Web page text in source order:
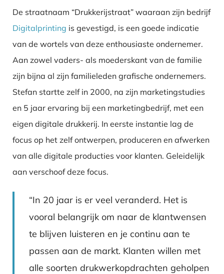
De straatnaam “Drukkerijstraat” waaraan zijn bedrijf
Digitalprinting is gevestigd, is een goede indicatie
van de wortels van deze enthousiaste ondernemer.
Aan zowel vaders- als moederskant van de familie
zijn bijna al zijn familieleden grafische ondernemers.
Stefan startte zelf in 2000, na zijn marketingstudies
en 5 jaar ervaring bij een marketingbedrijf, met een
eigen digitale drukkerij. In eerste instantie lag de
focus op het zelf ontwerpen, produceren en afwerken
van alle digitale producties voor klanten. Geleidelijk
aan verschoof deze focus.
“In 20 jaar is er veel veranderd. Het is
vooral belangrijk om naar de klantwensen
te blijven luisteren en je continu aan te
passen aan de markt. Klanten willen met
alle soorten drukwerkopdrachten geholpen